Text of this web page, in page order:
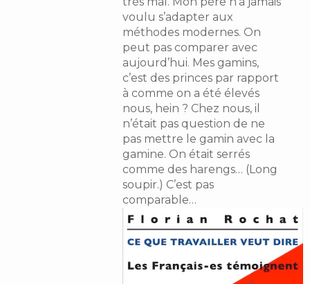
voulu s’adapter aux
méthodes modernes. On
peut pas comparer avec
aujourd’hui. Mes gamins,
c’est des princes par rapport
à comme on a été élevés
nous, hein ? Chez nous, il
n’était pas question de ne
pas mettre le gamin avec la
gamine. On était serrés
comme des harengs… (Long
soupir.) C’est pas
comparable…